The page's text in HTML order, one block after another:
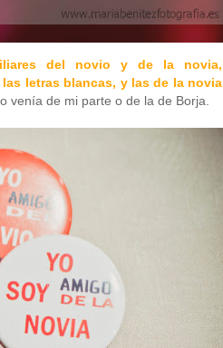
del novio y de la novia,
letras blancas, y las de la novia
venía de mi parte o de la de Borja.